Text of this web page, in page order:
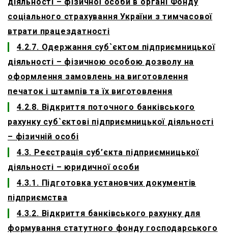
соціального страхування України з тимчасової
втрати працездатності
4.2.7. Одержання суб`єктом підприємницької
діяльності – фізичною особою дозволу на
оформлення замовлень на виготовлення
печаток і штампів та їх виготовлення
4.2.8. Відкриття поточного банківського
рахунку суб`єктові підприємницької діяльності
– фізичній особі
4.3. Реєстрація суб’єкта підприємницької
діяльності – юридичної особи
4.3.1. Підготовка установчих документів
підприємства
4.3.2. Відкриття банківського рахунку для
формування статутного фонду господарського